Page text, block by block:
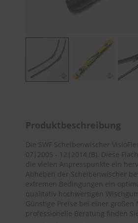
Bildergalerie
springen
Produktbeschreibung
Die SWF Scheibenwischer
07|2005 - 12|2014 (B) . Diese
die vielen Anpresspunkte ein
Abheben der Scheibenwischer
extremen Bedingungen ein
qualitativ hochwertigen
Günstige Preise bei einer
professionelle Beratung finden